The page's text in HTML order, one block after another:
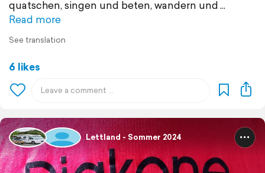
quatschen, singen und beten, wandern und
Read more
See translation
6 likes
Lettland - Sommer 2024